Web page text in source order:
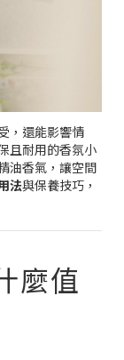
，還能影響情
且耐用的香氛小
油香氣，讓空間
法與保養技巧，
麼值